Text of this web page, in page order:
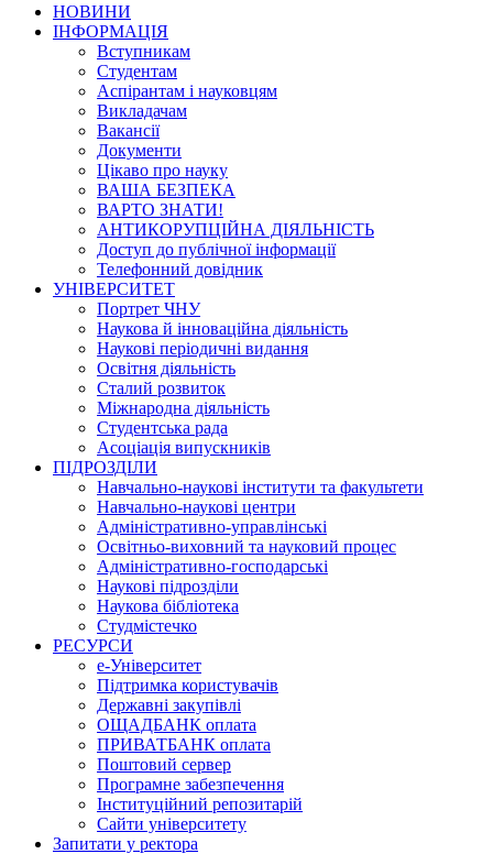
НОВИНИ
ІНФОРМАЦІЯ
Вступникам
Студентам
Аспірантам і науковцям
Викладачам
Вакансії
Документи
Цікаво про науку
ВАША БЕЗПЕКА
ВАРТО ЗНАТИ!
АНТИКОРУПЦІЙНА ДІЯЛЬНІСТЬ
Доступ до публічної інформації
Телефонний довідник
УНІВЕРСИТЕТ
Портрет ЧНУ
Наукова й інноваційна діяльність
Наукові періодичні видання
Освітня діяльність
Сталий розвиток
Міжнародна діяльність
Студентська рада
Асоціація випускників
ПІДРОЗДІЛИ
Навчально-наукові інститути та факультети
Навчально-наукові центри
Адміністративно-управлінські
Освітньо-виховний та науковий процес
Адміністративно-господарські
Наукові підрозділи
Наукова бібліотека
Студмістечко
РЕСУРСИ
е-Університет
Підтримка користувачів
Державні закупівлі
ОЩАДБАНК оплата
ПРИВАТБАНК оплата
Поштовий сервер
Програмне забезпечення
Інституційний репозитарій
Сайти університету
Запитати у ректора